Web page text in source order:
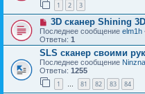
1 2 3
3D сканер Shining
Последнее сообщение elm1h
Ответы: 1
SLS сканер своими
Последнее сообщение
Ответы: 1255
1 … 81 82 83 84